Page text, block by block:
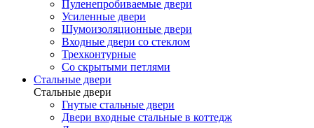
Пуленепробиваемые двери
Усиленные двери
Шумоизоляционные двери
Входные двери со стеклом
Трехконтурные
Со скрытыми петлями
Стальные двери
Стальные двери
Гнутые стальные двери
Двери входные стальные в коттедж